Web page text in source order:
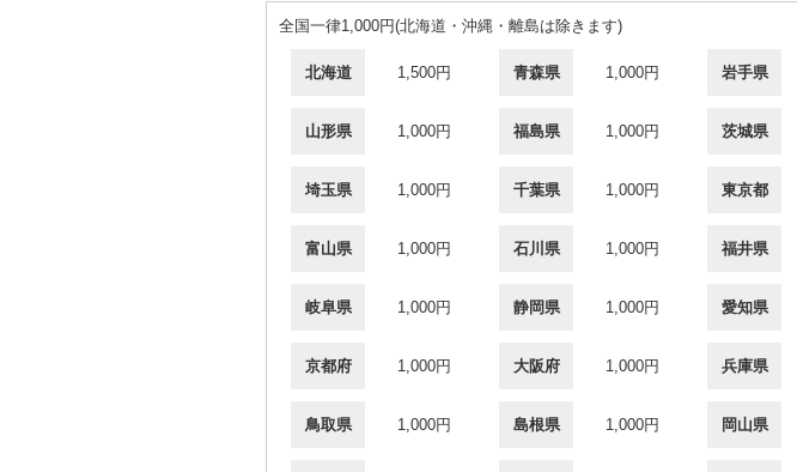
全国一律1,000円(北海道・沖縄・離島は除きます)
北海道 1,500円 青森県 1,000円 岩手県
山形県 1,000円 福島県 1,000円 茨城県
埼玉県 1,000円 千葉県 1,000円 東京都
富山県 1,000円 石川県 1,000円 福井県
岐阜県 1,000円 静岡県 1,000円 愛知県
京都府 1,000円 大阪府 1,000円 兵庫県
鳥取県 1,000円 島根県 1,000円 岡山県